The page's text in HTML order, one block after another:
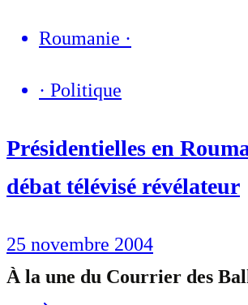
Roumanie ·
· Politique
Présidentielles en
débat télévisé révélateur
25 novembre 2004
À la une du Courrier des